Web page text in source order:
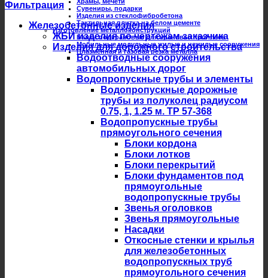
Сувениры, подарки
Изделия из стеклофибробетона
Тактильная плитка на белом цементе
Изготовление металлоконструкций
Балки подкрановые для крановых троллеев
Мобильные модульные жилые и нежилые сооружения
Плазменная и газовая резка металла
Фильтрация
Железобетонные изделия
ЖБИ изделия по чертежам заказчика
Изделия для дорожного строительства
Водоотводные сооружения
автомобильных дорог
Водопропускные трубы и элементы
Водопропускные дорожные
трубы из полуколец радиусом
0.75, 1, 1.25 м. ТР 57-368
Водопропускные трубы
прямоугольного сечения
Блоки кордона
Блоки лотков
Блоки перекрытий
Блоки фундаментов под
прямоугольные
водопропускные трубы
Звенья оголовков
Звенья прямоугольные
Насадки
Откосные стенки и крылья
для железобетонных
водопропускных труб
прямоугольного сечения